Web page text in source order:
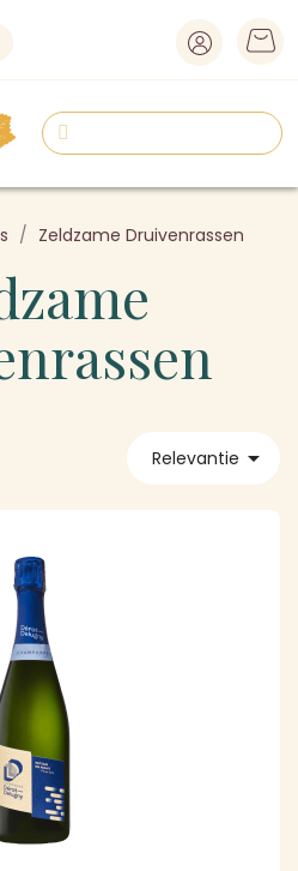
Zeldzame Druivenrassen
Relevantie 